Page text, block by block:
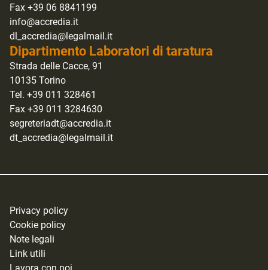
Fax +39 06 8841199
info@accredia.it
dl_accredia@legalmail.it
Dipartimento Laboratori di taratura
Strada delle Cacce, 91
10135 Torino
Tel. +39 011 328461
Fax +39 011 3284630
segreteriadt@accredia.it
dt_accredia@legalmail.it
Privacy policy
Cookie policy
Note legali
Link utili